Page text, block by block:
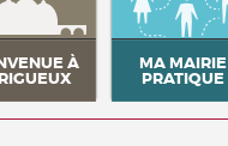
À MA MAIRIE
PRATIQUE